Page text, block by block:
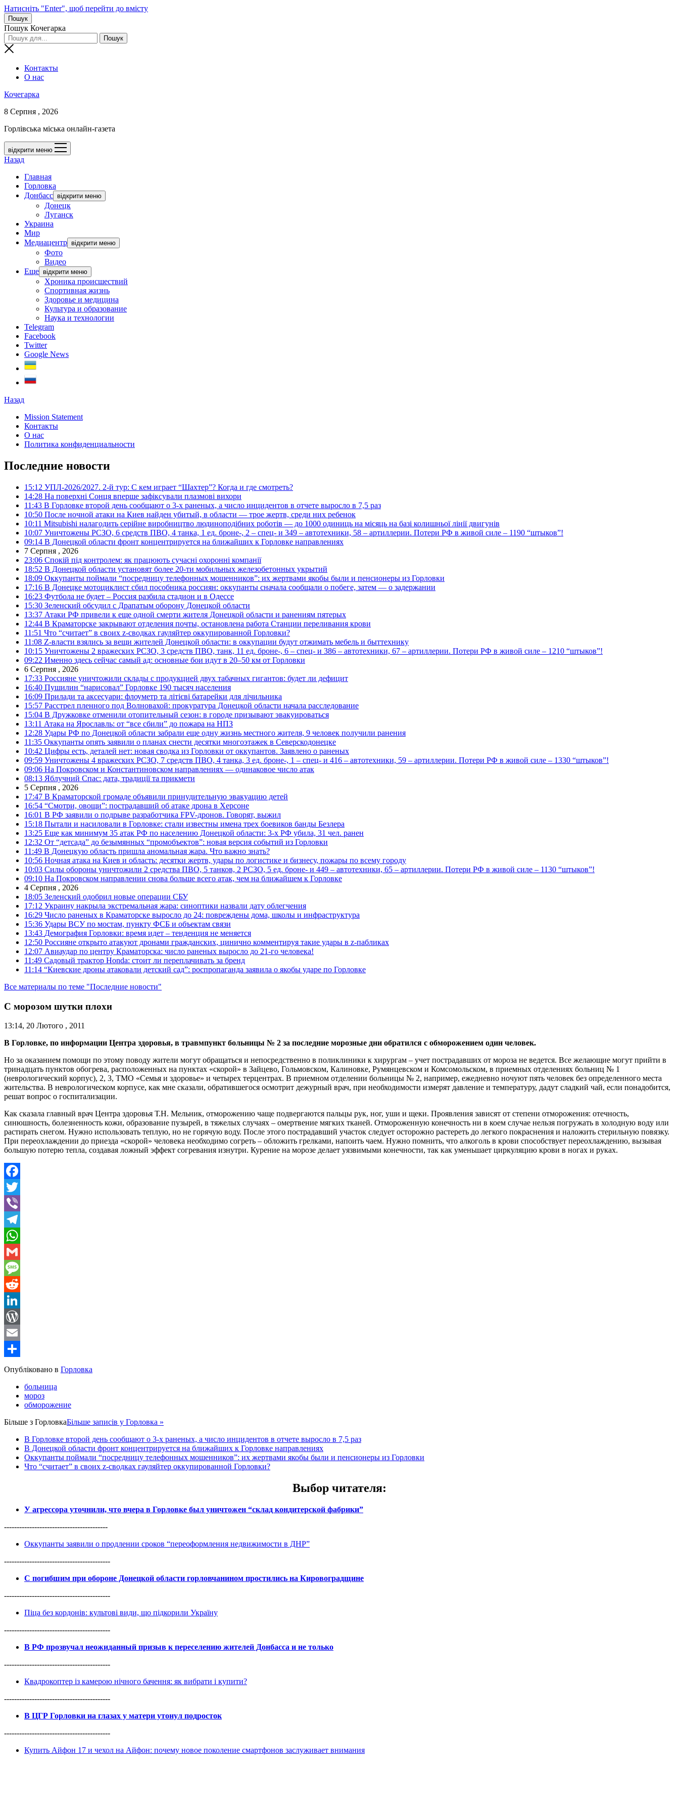
Натисніть "Enter", щоб перейти до вмісту
Пошук
Пошук Кочегарка
Контакты
О нас
Кочегарка
8 Серпня , 2026
Горлівська міська онлайн-газета
відкрити меню
Назад
Главная
Горловка
Донбасс відкрити меню
Донецк
Луганск
Украина
Мир
Медиацентр відкрити меню
Фото
Видео
Еще відкрити меню
Хроника происшествий
Спортивная жизнь
Здоровье и медицина
Культура и образование
Наука и технологии
Telegram
Facebook
Twitter
Google News
Назад
Mission Statement
Контакты
О нас
Политика конфиденциальности
Последние новости
15:12 УПЛ-2026/2027. 2-й тур: С кем играет “Шахтер”? Когда и где смотреть?
14:28 На поверхні Сонця вперше зафіксували плазмові вихори
11:43 В Горловке второй день сообщают о 3-х раненых, а число инцидентов в отчете выросло в 7,5 раз
10:50 После ночной атаки на Киев найден убитый, в области — трое жертв, среди них ребенок
10:11 Mitsubishi налагодить серійне виробництво людиноподібних роботів — до 1000 одиниць на місяць на базі колишньої лінії двигунів
10:07 Уничтожены РСЗО, 6 средств ПВО, 4 танка, 1 ед. броне-, 2 – спец- и 349 – автотехники, 58 – артиллерии. Потери РФ в живой силе – 1190 “штыков”!
09:14 В Донецкой области фронт концентрируется на ближайших к Горловке направлениях
7 Серпня , 2026
23:06 Спокій під контролем: як працюють сучасні охоронні компанії
18:52 В Донецкой области установят более 20-ти мобильных железобетонных укрытий
18:09 Оккупанты поймали “посредницу телефонных мошенников”: их жертвами якобы были и пенсионеры из Горловки
17:16 В Донецке мотоциклист сбил пособника россиян: оккупанты сначала сообщали о побеге, затем — о задержании
16:23 Футбола не будет – Россия разбила стадион и в Одессе
15:30 Зеленский обсудил с Драпатым оборону Донецкой области
13:37 Атаки РФ привели к еще одной смерти жителя Донецкой области и ранениям пятерых
12:44 В Краматорске закрывают отделения почты, остановлена работа Станции переливания крови
11:51 Что “считает” в своих z-сводках гауляйтер оккупированной Горловки?
11:08 Z-власти взялись за вещи жителей Донецкой области: в оккупации будут отжимать мебель и быттехнику
10:15 Уничтожены 2 вражеских РСЗО, 3 средств ПВО, танк, 11 ед. броне-, 6 – спец- и 386 – автотехники, 67 – артиллерии. Потери РФ в живой силе – 1210 “штыков”!
09:22 Именно здесь сейчас самый ад: основные бои идут в 20–50 км от Горловки
6 Серпня , 2026
17:33 Россияне уничтожили склады с продукцией двух табачных гигантов: будет ли дефицит
16:40 Пушилин “нарисовал” Горловке 190 тысяч населения
16:09 Прилади та аксесуари: флоуметр та літієві батарейки для лічильника
15:57 Расстрел пленного под Волновахой: прокуратура Донецкой области начала расследование
15:04 В Дружковке отменили отопительный сезон: в городе призывают эвакуироваться
13:11 Атака на Ярославль: от “все сбили” до пожара на НПЗ
12:28 Удары РФ по Донецкой области забрали еще одну жизнь местного жителя, 9 человек получили ранения
11:35 Оккупанты опять заявили о планах снести десятки многоэтажек в Северскодонецке
10:42 Цифры есть, деталей нет: новая сводка из Горловки от оккупантов. Заявлено о раненых
09:59 Уничтожены 4 вражеских РСЗО, 7 средств ПВО, 4 танка, 3 ед. броне-, 1 – спец- и 416 – автотехники, 59 – артиллерии. Потери РФ в живой силе – 1330 “штыков”!
09:06 На Покровском и Константиновском направлениях — одинаковое число атак
08:13 Яблучний Спас: дата, традиції та прикмети
5 Серпня , 2026
17:47 В Краматорской громаде объявили принудительную эвакуацию детей
16:54 “Смотри, овощи”: пострадавший об атаке дрона в Херсоне
16:01 В РФ заявили о подрыве разработчика FPV-дронов. Говорят, выжил
15:18 Пытали и насиловали в Горловке: стали известны имена трех боевиков банды Безлера
13:25 Еще как минимум 35 атак РФ по населению Донецкой области: 3-х РФ убила, 31 чел. ранен
12:32 От “детсада” до безымянных “промобъектов”: новая версия событий из Горловки
11:49 В Донецкую область пришла аномальная жара. Что важно знать?
10:56 Ночная атака на Киев и область: десятки жертв, удары по логистике и бизнесу, пожары по всему городу
10:03 Силы обороны уничтожили 2 средства ПВО, 5 танков, 2 РСЗО, 5 ед. броне- и 449 – автотехники, 65 – артиллерии. Потери РФ в живой силе – 1130 “штыков”!
09:10 На Покровском направлении снова больше всего атак, чем на ближайшем к Горловке
4 Серпня , 2026
18:05 Зеленский одобрил новые операции СБУ
17:12 Украину накрыла экстремальная жара: синоптики назвали дату облегчения
16:29 Число раненых в Краматорске выросло до 24: повреждены дома, школы и инфраструктура
15:36 Удары ВСУ по мостам, пункту ФСБ и объектам связи
13:43 Демография Горловки: время идет – тенденция не меняется
12:50 Россияне открыто атакуют дронами гражданских, цинично комментируя такие удары в z-пабликах
12:07 Авиаудар по центру Краматорска: число раненых выросло до 21-го человека!
11:49 Садовый трактор Honda: стоит ли переплачивать за бренд
11:14 “Киевские дроны атаковали детский сад”: роспропаганда заявила о якобы ударе по Горловке
Все материалы по теме "Последние новости"
С морозом шутки плохи
13:14, 20 Лютого , 2011
В Горловке, по информации Центра здоровья, в травмпункт больницы № 2 за последние морозные дни обратился с обморожением один человек.
Но за оказанием помощи по этому поводу жители могут обращаться и непосредственно в поликлиники к хирургам – учет пострадавших от мороза не ведется. Все желающие могут прийти в
тринадцать пунктов обогрева, расположенных на пунктах «скорой» в Зайцево, Гольмовском, Калиновке, Румянцевском и Комсомольском, в приемных отделениях больниц № 1
(неврологический корпус), 2, 3, ТМО «Семья и здоровье» и четырех терцентрах. В приемном отделении больницы № 2, например, ежедневно ночуют пять человек без определенного места
жительства. В неврологическом корпусе, как мне сказали, обратившегося осмотрит дежурный врач, при необходимости измерят давление и температуру, дадут сладкий чай, если понадобится,
решат вопрос о госпитализации.
Как сказала главный врач Центра здоровья Т.Н. Мельник, отморожению чаще подвергаются пальцы рук, ног, уши и щеки. Проявления зависят от степени отморожения: отечность,
синюшность, болезненность кожи, образование пузырей, в тяжелых случаях – омертвение мягких тканей. Отмороженную конечность ни в коем случае нельзя погружать в холодную воду или
растирать снегом. Нужно использовать теплую, но не горячую воду. После этого пострадавший участок следует осторожно растереть до легкого покраснения и наложить стерильную повязку.
При переохлаждении до приезда «скорой» человека необходимо согреть – обложить грелками, напоить чаем. Нужно помнить, что алкоголь в крови способствует переохлаждению, вызывая
большую потерю тепла, создавая ложный эффект согревания изнутри. Курение на морозе делает уязвимыми конечности, так как уменьшает циркуляцию крови в ногах и руках.
Facebook
Twitter
Viber
Telegram
WhatsApp
Gmail
Message
Reddit
LinkedIn
WordPress
Email
Share
Опубліковано в Горловка
больница
мороз
обморожение
Більше з ГорловкаБільше записів у Горловка »
В Горловке второй день сообщают о 3-х раненых, а число инцидентов в отчете выросло в 7,5 раз
В Донецкой области фронт концентрируется на ближайших к Горловке направлениях
Оккупанты поймали “посредницу телефонных мошенников”: их жертвами якобы были и пенсионеры из Горловки
Что “считает” в своих z-сводках гауляйтер оккупированной Горловки?
Выбор читателя:
У агрессора уточнили, что вчера в Горловке был уничтожен “склад кондитерской фабрики”
-----------------------------------------
Оккупанты заявили о продлении сроков “переоформления недвижимости в ДНР”
------------------------------------------
С погибшим при обороне Донецкой области горловчанином простились на Кировоградщине
------------------------------------------
Піца без кордонів: культові види, що підкорили Україну
------------------------------------------
В РФ прозвучал неожиданный призыв к переселению жителей Донбасса и не только
------------------------------------------
Квадрокоптер із камерою нічного бачення: як вибрати і купити?
------------------------------------------
В ЦГР Горловки на глазах у матери утонул подросток
------------------------------------------
Купить Айфон 17 и чехол на Айфон: почему новое поколение смартфонов заслуживает внимания